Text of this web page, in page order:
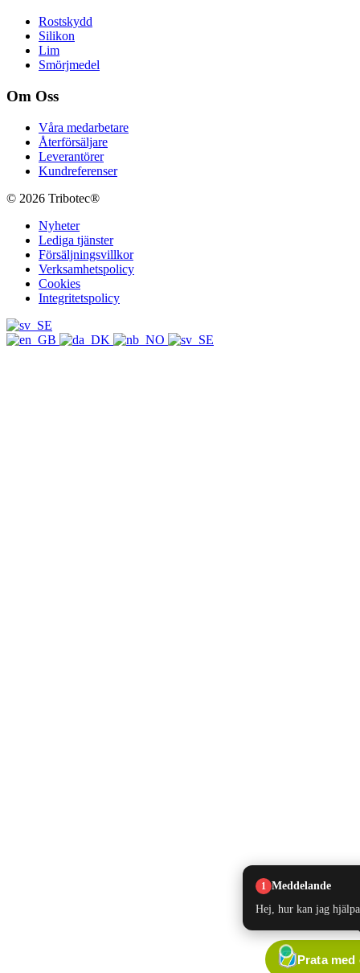
Rostskydd
Silikon
Lim
Smörjmedel
Om Oss
Våra medarbetare
Återförsäljare
Leverantörer
Kundreferenser
© 2026 Tribotec®
Nyheter
Lediga tjänster
Försäljningsvillkor
Verksamhetspolicy
Cookies
Integritetspolicy